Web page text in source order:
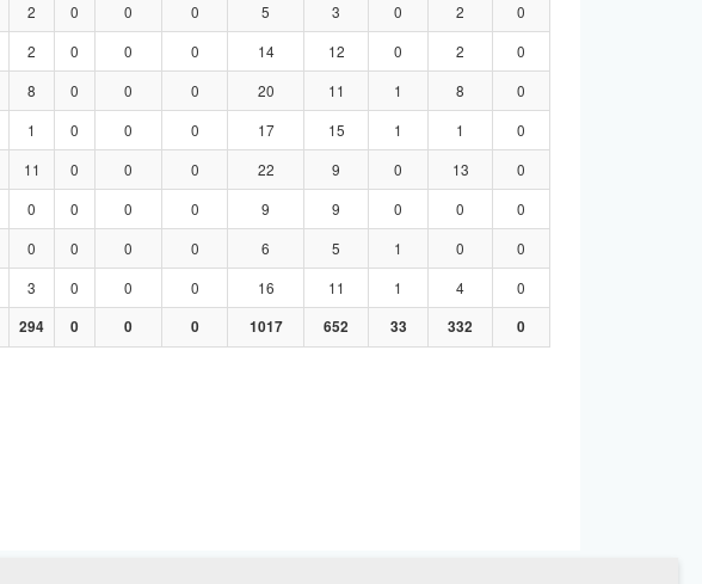
2 0 0 0 5 3 0 2
0
2 0 0 0 14 12 0 2
0
8 0 0 0 20 11 1 8
0
1 0 0 0 17 15 1 1
0
11 0 0 0 22 9 0 13
0
0 0 0 0 9 9 0 0
0
0 0 0 0 6 5 1 0
0
3 0 0 0 16 11 1 4
0
294 0 0 0 1017 652 33 332 0